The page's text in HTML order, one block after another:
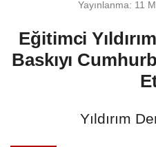
Yayınlanma: 11
Eğitimci
Baskıyı
Yıldırım